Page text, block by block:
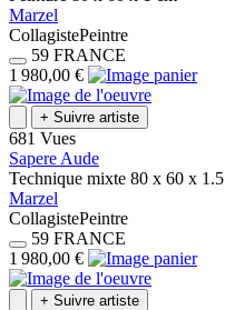
Marzel
CollagistePeintre
59 FRANCE
1 980,00 €
+ Suivre artiste
681 Vues
Sapere Aude
Technique mixte 80 x 60 x 1.5
Marzel
CollagistePeintre
59 FRANCE
1 980,00 €
+ Suivre artiste